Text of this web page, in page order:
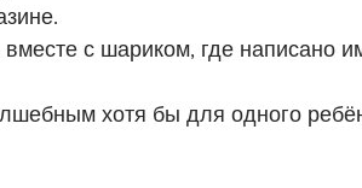
с шариком, где написано
хотя бы для одного